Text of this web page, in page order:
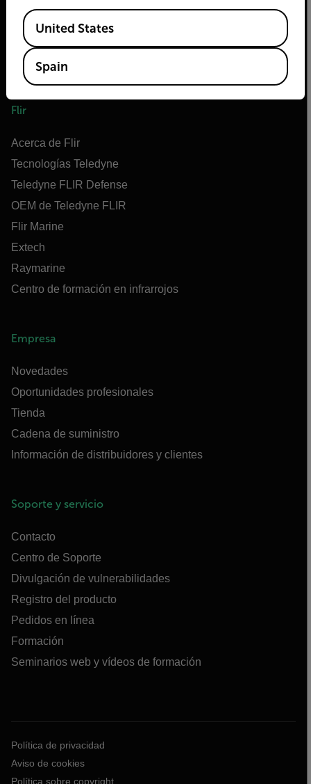
Flir
Acerca de Flir
Tecnologías Teledyne
Teledyne FLIR Defense
OEM de Teledyne FLIR
Flir Marine
Extech
Raymarine
Centro de formación en infrarrojos
Empresa
Novedades
Oportunidades profesionales
Tienda
Cadena de suministro
Información de distribuidores y clientes
Soporte y servicio
Contacto
Centro de Soporte
Divulgación de vulnerabilidades
Registro del producto
Pedidos en línea
Formación
Seminarios web y vídeos de formación
Política de privacidad
Aviso de cookies
Política sobre copyright
Available Locations
United States
Spain